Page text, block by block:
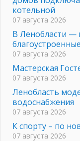
котельной
07 августа 2026
В Ленобласти —
07 августа 2026
Мастерская
07 августа 2026
Ленобласть
водоснабжения
07 августа 2026
К спорту – по
07 августа 2026